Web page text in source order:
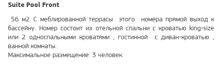
Suite Pool Front
56 м2 С меблированной террасы этого номера прямой выход к
бассейну. Номер состоит из отельной спальни с кроватью king-size
или 2 односпальными кроватями , гостинной с диван-кроватью ,
ванной комнаты.
Максимальное размещение: 3 человек.